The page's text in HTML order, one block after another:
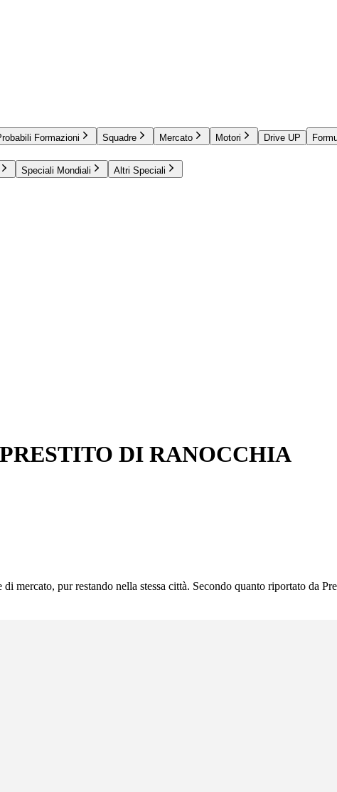
Formazioni Squadre Mercato Motori Drive UP
Speciali Mondiali Altri Speciali
DI RANOCCHIA
mercato, pur restando nella stessa città. Secondo quanto riportato da